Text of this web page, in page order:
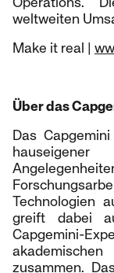
weltweiten
Make it real |
Über das
Das
Technologien
greift dabei
Capgemini-
zusammen.